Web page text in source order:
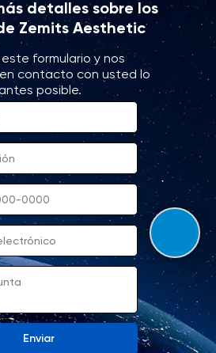
detalles sobre los
Zemits Aesthetic
Enviar
formulario y nos
contacto con usted lo
posible.